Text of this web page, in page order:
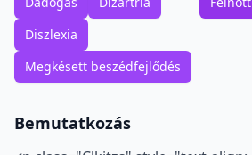
Diszlexia
Megkésett beszédfejlődés
Bemutatkozás